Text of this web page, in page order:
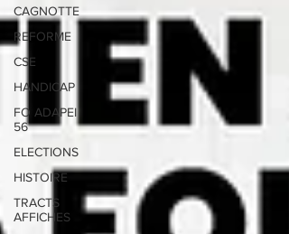
CAGNOTTE
REFORME
CSE
HANDICAP
FO ADAPEI
56
ELECTIONS
HISTOIRE
TRACTS
AFFICHES